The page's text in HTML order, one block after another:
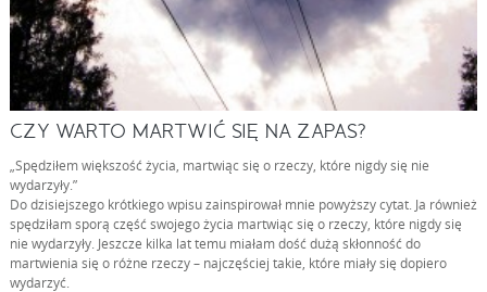
CZY WARTO MARTWIĆ SIĘ NA ZAPAS?
„Spędziłem większość życia, martwiąc się o rzeczy, które nigdy się nie
wydarzyły.”
Do dzisiejszego krótkiego wpisu zainspirował mnie powyższy cytat. Ja również
spędziłam sporą część swojego życia martwiąc się o rzeczy, które nigdy się
nie wydarzyły. Jeszcze kilka lat temu miałam dość dużą skłonność do
martwienia się o różne rzeczy – najczęściej takie, które miały się dopiero
wydarzyć.